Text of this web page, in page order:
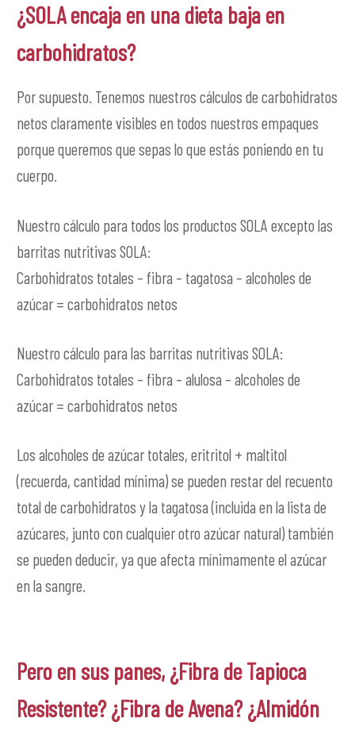
¿SOLA encaja en una dieta baja en
carbohidratos?
Por supuesto. Tenemos nuestros cálculos de carbohidratos
netos claramente visibles en todos nuestros empaques
porque queremos que sepas lo que estás poniendo en tu
cuerpo.
Nuestro cálculo para todos los productos SOLA excepto las
barritas nutritivas SOLA:
Carbohidratos totales – fibra – tagatosa – alcoholes de
azúcar = carbohidratos netos
Nuestro cálculo para las barritas nutritivas SOLA:
Carbohidratos totales – fibra – alulosa – alcoholes de
azúcar = carbohidratos netos
Los alcoholes de azúcar totales, eritritol + maltitol
(recuerda, cantidad mínima) se pueden restar del recuento
total de carbohidratos y la tagatosa (incluida en la lista de
azúcares, junto con cualquier otro azúcar natural) también
se pueden deducir, ya que afecta mínimamente el azúcar
en la sangre.
Pero en sus panes, ¿Fibra de Tapioca
Resistente? ¿Fibra de Avena? ¿Almidón